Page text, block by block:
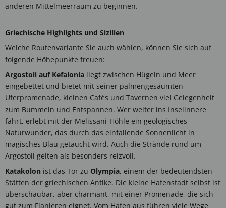
anderen Mittelmeerraum zu beginnen.
Griechische Highlights und Sizilien
Welche Routenvariante Sie auch wählen, können Sie sich auf
folgende Höhepunkte freuen:
Argostoli auf Kefalonia liegt zwischen Hügeln und Meer
eingebettet und bietet mit seiner palmengesäumten
Uferpromenade, kleinen Cafés und Tavernen viel Gelegenheit
zum Bummeln und Entspannen. Wer weiter ins Inselinnere
fährt, erlebt mit der Melissani-Höhle ein geologisches
Naturwunder, das durch das einfallende Sonnenlicht in
magisches Blau getaucht wird. Auch die Strände rund um
Argostoli gelten als besonders reizvoll.
Katakolon ist das Tor zu Olympia, einem der bedeutendsten
Stätten der griechischen Antike. Die kleine Hafenstadt selbst ist
überschaubar, aber charmant, mit einer Promenade, die sich
gut zum Flanieren eignet. Vom Hafen aus führen viele Wege